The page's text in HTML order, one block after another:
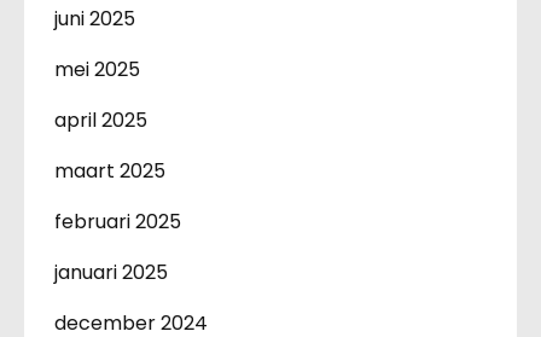
juni 2025
mei 2025
april 2025
maart 2025
februari 2025
januari 2025
december 2024